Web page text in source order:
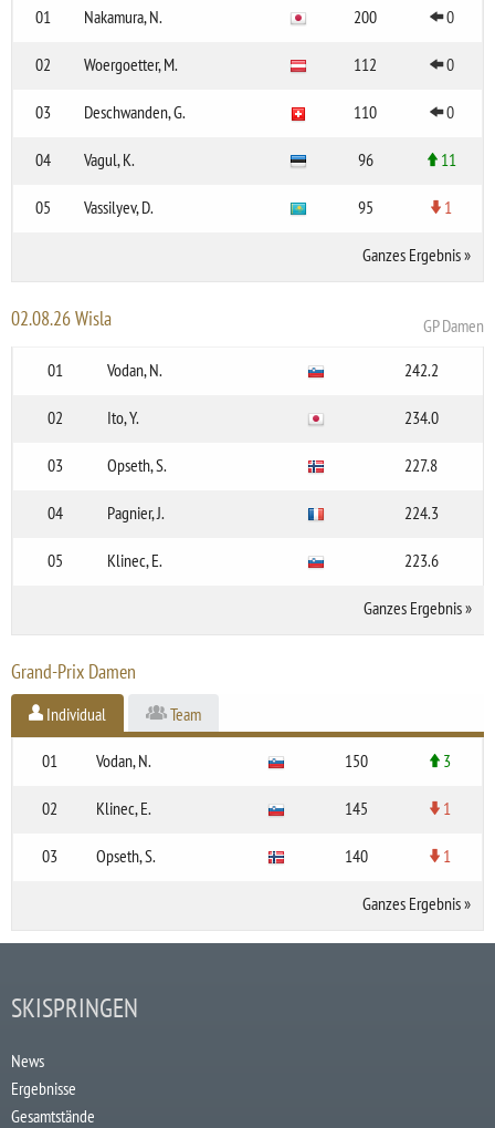
01 Nakamura, N. 200 0
02 Woergoetter, M. 112 0
03 Deschwanden, G. 110 0
04 Vagul, K. 96 11
05 Vassilyev, D. 95 1
Ganzes Ergebnis»
02.08.26 Wisla
GP Damen
01
Vodan, N. 242.2
02 Ito, Y. 234.0
03 Opseth, S. 227.8
04 Pagnier, J. 224.3
05 Klinec, E. 223.6
Ganzes Ergebnis»
Grand-Prix Damen
Individual Team
01 Vodan, N. 150 3
02 Klinec, E. 145 1
03 Opseth, S. 140 1
Ganzes Ergebnis»
SKISPRINGEN
News
Ergebnisse
Gesamtstände